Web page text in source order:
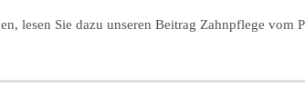
lesen Sie dazu unseren Beitrag Zahnpflege vom